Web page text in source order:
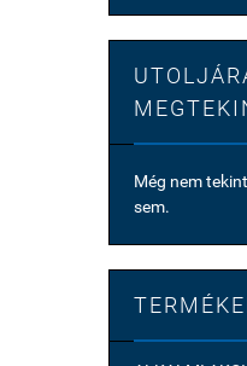
Még nem
sem.